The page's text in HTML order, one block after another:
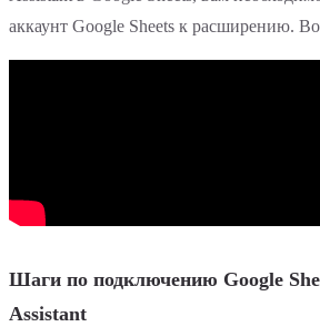
аккаунт Google Sheets к расширению.
Шаги по подключению Google
Assistant